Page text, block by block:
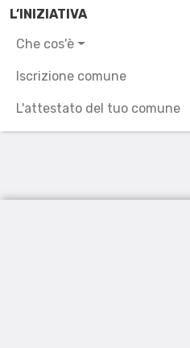
L’INIZIATIVA
Che cos'è
Iscrizione comune
L'attestato del tuo comune